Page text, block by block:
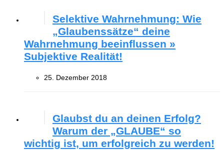
Selektive Wahrnehmung: Wie
„Glaubenssätze“ deine
Wahrnehmung beeinflussen »
Subjektive Realität!
25. Dezember 2018
Glaubst du an deinen Erfolg?
Warum der „GLAUBE“ so
wichtig ist, um erfolgreich zu werden!